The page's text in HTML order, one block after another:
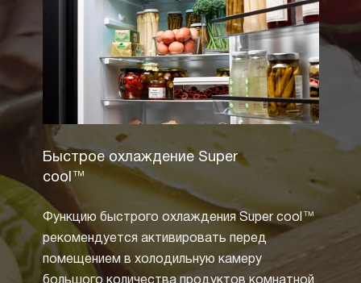
Быстрое охлаждение Super
cool™
Функцию быстрого охлаждения Super cool™
рекомендуется активировать перед
помещением в холодильную камеру
большого количества продуктов комнатной